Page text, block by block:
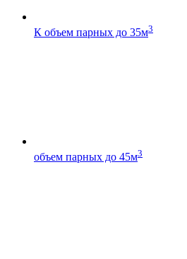
К объем парных до 35м3
объем парных до 45м3